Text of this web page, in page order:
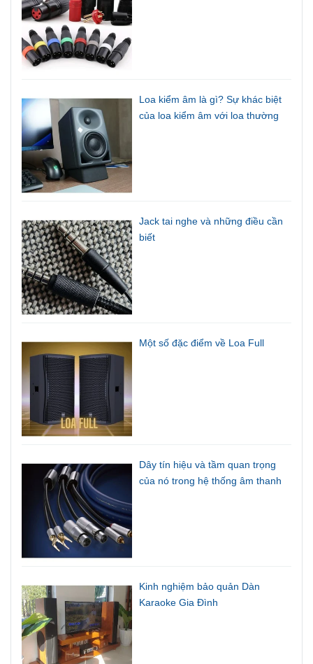
Loa kiểm âm là gì? Sự khác biệt
của loa kiểm âm với loa thường
Jack tai nghe và những điều cần
biết
Một số đặc điểm về Loa Full
Dây tín hiệu và tầm quan trọng
của nó trong hệ thống âm thanh
Kinh nghiệm bảo quản Dàn
Karaoke Gia Đình